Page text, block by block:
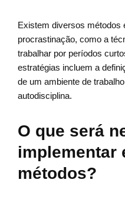
Existem diversos métodos
procrastinação, como a
trabalhar por períodos
estratégias incluem a
de um ambiente de
autodisciplina.
O que será
implementar
métodos?